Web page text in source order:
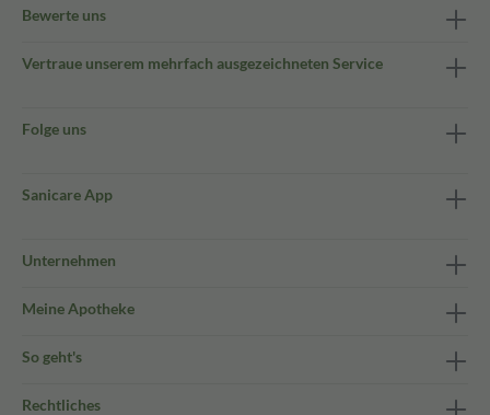
Bewerte uns
Vertraue unserem mehrfach ausgezeichneten Service
Folge uns
Sanicare App
Unternehmen
Meine Apotheke
So geht's
Rechtliches